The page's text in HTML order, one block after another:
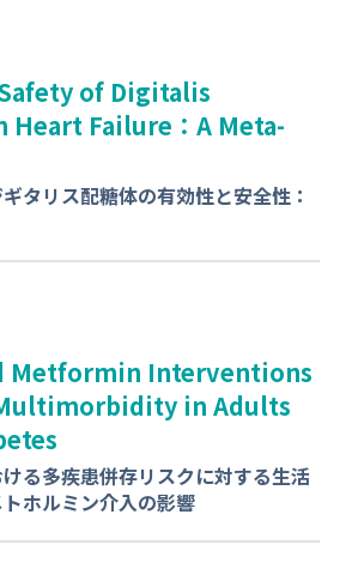
of Digitalis
Heart Failure：A Meta-
タリス配糖体の有効性と安全性：
Metformin Interventions
in Adults
る多疾患併存リスクに対する生活
ホルミン介入の影響